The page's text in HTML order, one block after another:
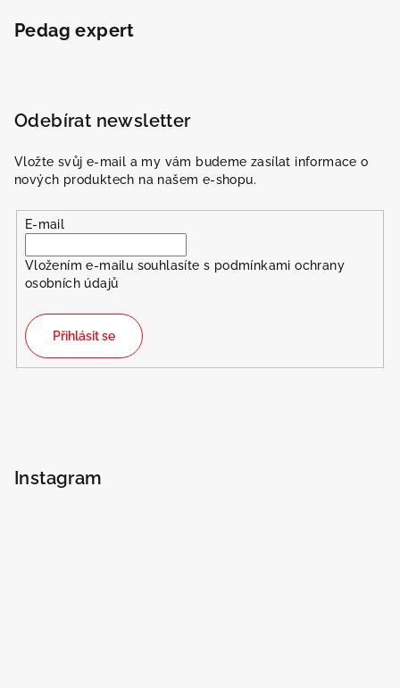
Pedag expert
Odebírat newsletter
Vložte svůj e-mail a my vám budeme zasílat informace o
nových produktech na našem e-shopu.
E-mail
Vložením e-mailu souhlasíte s podmínkami ochrany
osobních údajů
Přihlásit se
Instagram